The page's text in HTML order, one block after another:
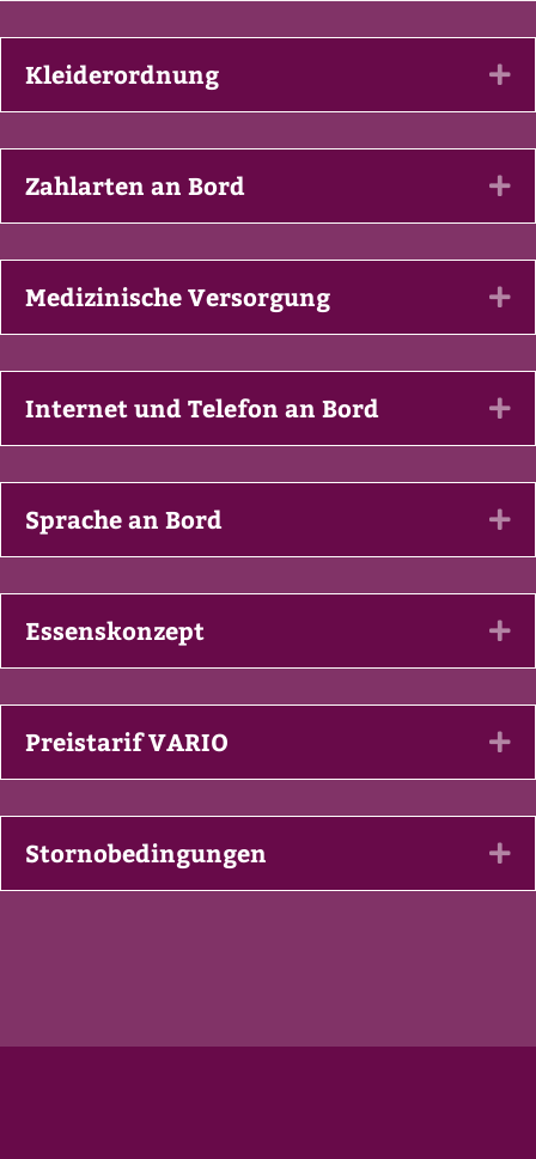
Kleiderordnung
Zahlarten an Bord
Medizinische Versorgung
Internet und Telefon an Bord
Sprache an Bord
Essenskonzept
Preistarif VARIO
Stornobedingungen